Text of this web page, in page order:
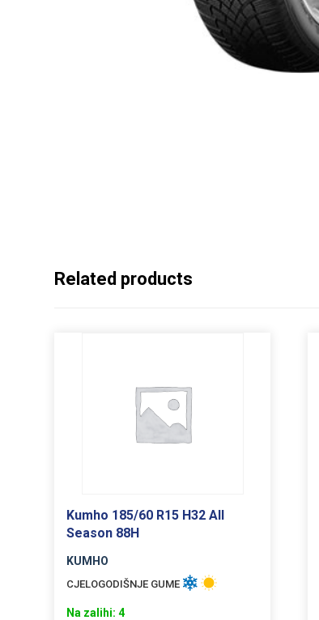
Related products
Kumho 185/60 R15 H32 All
Season 88H
KUMHO
CJELOGODIŠNJE GUME
Na zalihi: 4